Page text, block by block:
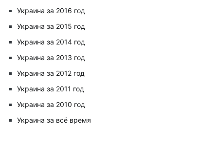
Украина за 2016 год
Украина за 2015 год
Украина за 2014 год
Украина за 2013 год
Украина за 2012 год
Украина за 2011 год
Украина за 2010 год
Украина за всё время